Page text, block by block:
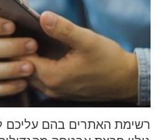
רשימת האתרים בהם עליכם